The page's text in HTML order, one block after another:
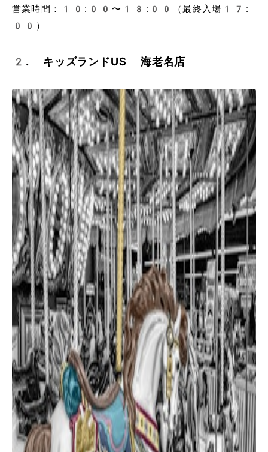
営業時間：10:00〜18:00（最終入場17:
00）
2. キッズランドUS 海老名店